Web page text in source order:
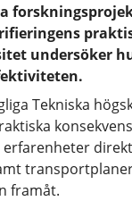
undersöker
Tekniska
framåt.